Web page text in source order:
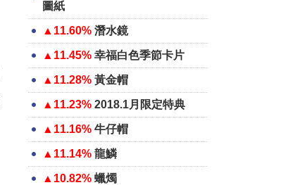
圖紙
▲11.60% 潛水鏡
▲11.45% 幸福白色季節卡片
▲11.28% 黃金帽
▲11.23% 2018.1月限定特典
▲11.16% 牛仔帽
▲11.14% 龍鱗
▲10.82% 蠟燭